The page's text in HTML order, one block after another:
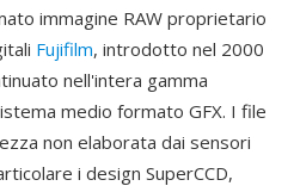
immagine RAW proprietario
Fujifilm, introdotto nel 2000
nell'intera gamma
medio formato GFX. I file
non elaborata dai sensori
i design SuperCCD,